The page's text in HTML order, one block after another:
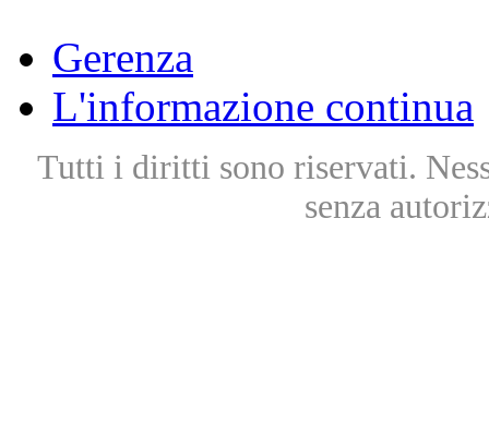
Gerenza
L'informazione continua
Tutti i diritti sono riservati.
senza